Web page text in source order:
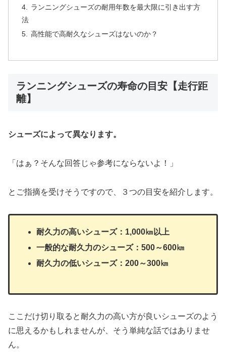
ランニングシューズの耐用年数を最大限に引き出す方
法
高性能で高耐久なシューズはないのか？
ランニングシューズの寿命の目安【走行距
離】
シューズによって異なります。
「はぁ？そんな回答じゃ参考にならないよ！」
とご指摘を受けそうですので、３つの目安を紹介します。
耐久力の高いシューズ：1,000㎞以上
一般的な耐久力のシューズ：500～600㎞
耐久力の低いシューズ：200～300㎞
ここだけ切り取ると耐久力の高い方が良いシューズのよう
に思えるかもしれませんが、そう単純な話ではありませ
ん。